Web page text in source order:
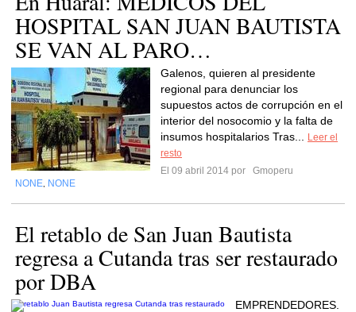
HOSPITAL SAN JUAN BAUTISTA
SE VAN AL PARO…
Galenos, quieren al presidente
regional para denunciar los
supuestos actos de corrupción en el
interior del nosocomio y la falta de
insumos hospitalarios Tras...
Leer el
resto
El 09 abril 2014 por
Gmoperu
NONE NONE
El retablo de San Juan Bautista
regresa a Cutanda tras ser restaurado
por DBA
EMPRENDEDORES.